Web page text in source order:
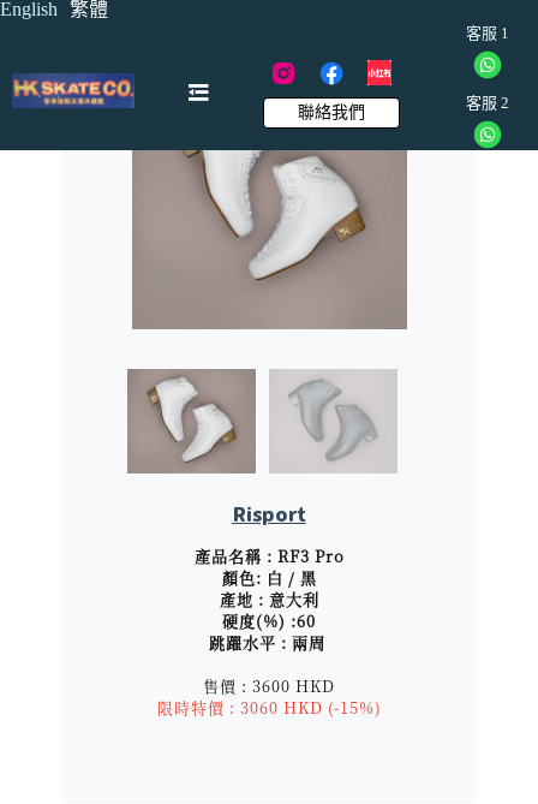
English 繁體
聯絡我們
客服 1
客服 2
Risport
產品名稱 : RF3 Pro
顏色: 白 / 黑
產地 : 意大利
硬度(%) :60
跳躍水平 : 兩周
售價 : 3600 HKD
限時特價 : 3060 HKD (-15%)